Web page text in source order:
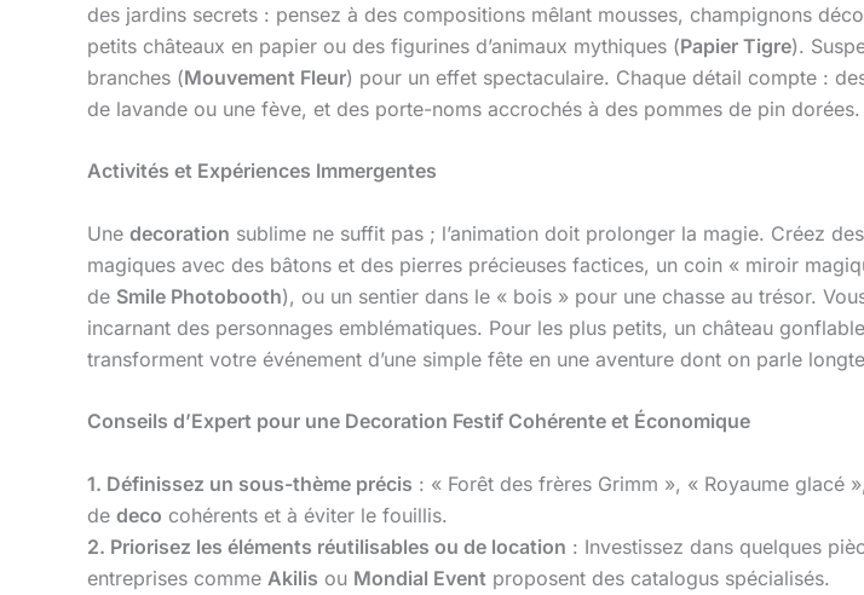
des jardins secrets : pensez à des compositions mêlant mousses, champignons
petits châteaux en papier ou des figurines d’animaux mythiques (Papier Tigre).
branches (Mouvement Fleur) pour un effet spectaculaire. Chaque détail compte :
de lavande ou une fève, et des porte-noms accrochés à des pommes de pin dorées.
Activités et Expériences Immergentes
Une decoration sublime ne suffit pas ; l’animation doit prolonger la magie. Créez
magiques avec des bâtons et des pierres précieuses factices, un coin « miroir
de Smile Photobooth), ou un sentier dans le « bois » pour une chasse au trésor.
incarnant des personnages emblématiques. Pour les plus petits, un château
transforment votre événement d’une simple fête en une aventure dont on parle
Conseils d’Expert pour une Decoration Festif Cohérente et Économique
1. Définissez un sous-thème précis : « Forêt des frères Grimm », « Royaume glacé
de deco cohérents et à éviter le fouillis.
2. Priorisez les éléments réutilisables ou de location : Investissez dans quelques
entreprises comme Akilis ou Mondial Event proposent des catalogus spécialisés.